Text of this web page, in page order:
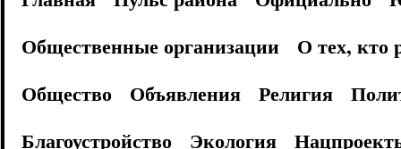
Общественные организации
О тех, кто
Общество
Объявления Религия
Благоустройство
Экология